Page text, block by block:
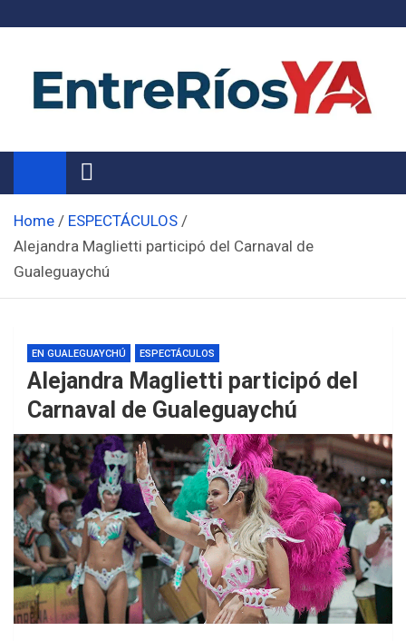
Noticias de Entre Ríos
Información de toda la provincia ahora
Home
ESPECTÁCULOS
Alejandra Maglietti participó del Carnaval de
Gualeguaychú
EN GUALEGUAYCHÚ ESPECTÁCULOS
Alejandra Maglietti participó del
Carnaval de Gualeguaychú